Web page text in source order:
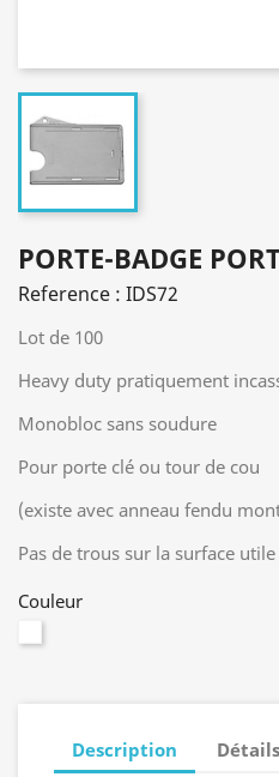
PORTE-BADGE
Reference : IDS72
Lot de 100
Heavy duty pratiquement
Monobloc sans soudure
Pour porte clé ou tour de cou
(existe avec anneau fendu
Pas de trous sur la surface utile
Couleur
Description